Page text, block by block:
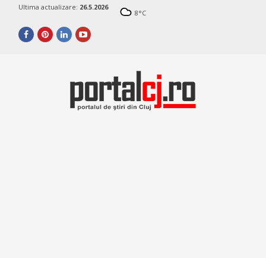
Ultima actualizare: 26.5.2026
8°C